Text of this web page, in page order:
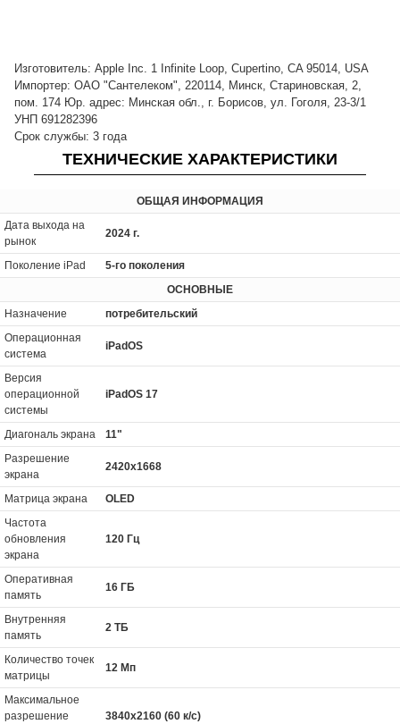
Изготовитель: Apple Inc. 1 Infinite Loop, Cupertino, CA 95014, USA
Импортер: ОАО "Сантелеком", 220114, Минск, Стариновская, 2,
пом. 174 Юр. адрес: Минская обл., г. Борисов, ул. Гоголя, 23-3/1
УНП 691282396
Срок службы: 3 года
ТЕХНИЧЕСКИЕ ХАРАКТЕРИСТИКИ
ОБЩАЯ ИНФОРМАЦИЯ
Дата выхода на
рынок
2024 г.
Поколение iPad
5-го поколения
ОСНОВНЫЕ
Назначение
потребительский
Операционная
система
iPadOS
Версия
операционной
системы
iPadOS 17
Диагональ экрана
11"
Разрешение
экрана
2420x1668
Матрица экрана
OLED
Частота
обновления
экрана
120 Гц
Оперативная
память
16 ГБ
Внутренняя
память
2 ТБ
Количество точек
матрицы
12 Мп
Максимальное
разрешение
3840x2160 (60 к/с)